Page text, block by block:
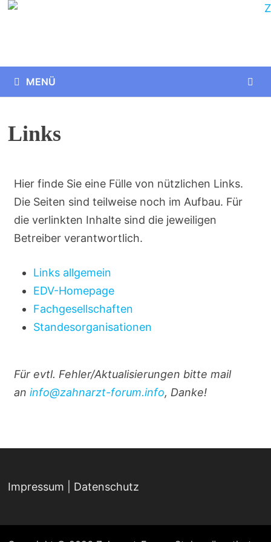
MENÜ
Links
Hier finde Sie eine Fülle von nützlichen Links.
Die Seiten sind teilweise noch im Aufbau. Für
die verlinkten Inhalte sind die jeweiligen
Betreiber verantwortlich.
Links allgemein
EDV-Homepage
Fachgesellschaften
Standesorganisationen
Für evtl. Fehler/Aktualisierungen bitte mail
an info@zahnarzt-forum.info, Danke!
Impressum Datenschutz